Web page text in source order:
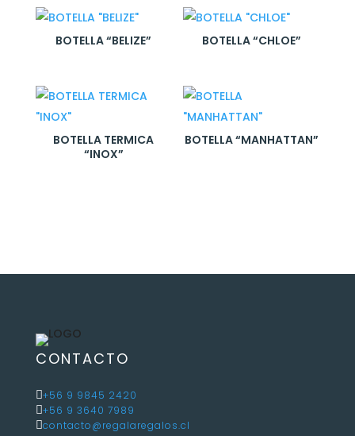
BOTELLA “BELIZE” BOTELLA “CHLOE”
BOTELLA TERMICA
“INOX”
BOTELLA “MANHATTAN”
CONTACTO
+56 9 9845 2420
+56 9 3640 7989
contacto@regalaregalos.cl